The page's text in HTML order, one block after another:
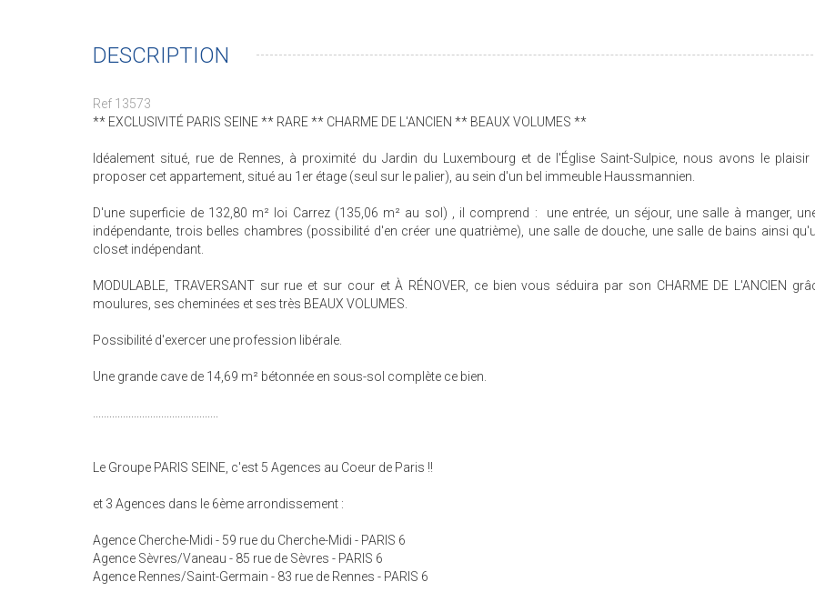
DESCRIPTION
Ref 13573
** EXCLUSIVITÉ PARIS SEINE ** RARE ** CHARME DE L'ANCIEN ** BEAUX VOLUMES **
Idéalement situé, rue de Rennes, à proximité du Jardin du Luxembourg et de l'Église Saint-Sulpice, nous avons le
proposer cet appartement, situé au 1er étage (seul sur le palier), au sein d'un bel immeuble Haussmannien.
D'une superficie de 132,80 m² loi Carrez (135,06 m² au sol) , il comprend : une entrée, un séjour, une salle à manger,
indépendante, trois belles chambres (possibilité d'en créer une quatrième), une salle de douche, une salle de bains ainsi
closet indépendant.
MODULABLE, TRAVERSANT sur rue et sur cour et À RÉNOVER, ce bien vous séduira par son CHARME DE L'ANCIEN
moulures, ses cheminées et ses très BEAUX VOLUMES.
Possibilité d'exercer une profession libérale.
Une grande cave de 14,69 m² bétonnée en sous-sol complète ce bien.
..............................................
Le Groupe PARIS SEINE, c'est 5 Agences au Coeur de Paris !!
et 3 Agences dans le 6ème arrondissement :
Agence Cherche-Midi - 59 rue du Cherche-Midi - PARIS 6
Agence Sèvres/Vaneau - 85 rue de Sèvres - PARIS 6
Agence Rennes/Saint-Germain - 83 rue de Rennes - PARIS 6